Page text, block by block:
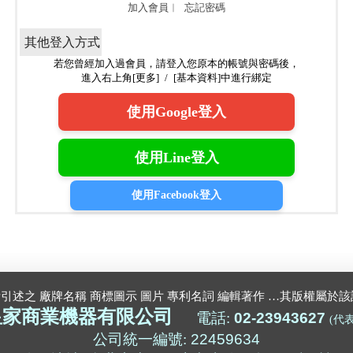
加入會員 ︱ 忘記密碼
其他登入方式
若您曾經加入過會員，請登入您原本的帳號與密碼後，
進入右上角[更多] / [基本資料]中進行綁定
使用Google登入
使用Line登入
使用Facebook登入
述之 廠牌名稱 商標圖示 圖片 專利名詞 編輯著作 …其版權屬於該
商業機器有限公司 電話: 02-23943627 (代
公司統一編號: 22459634